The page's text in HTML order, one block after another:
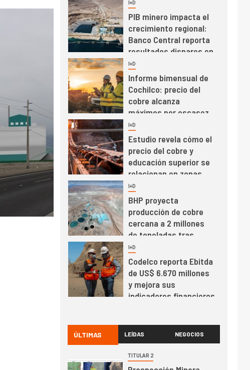
3 I+D
PIB minero impacta el
crecimiento regional:
Banco Central reporta
resultados dispares en
el primer trimestre
4 I+D
Informe bimensual de
Cochilco: precio del
cobre alcanza
máximos por escasez
de concentrados
5 I+D
Estudio revela cómo el
precio del cobre y
educación superior se
relacionan en zonas
mineras
6 I+D
BHP proyecta
producción de cobre
cercana a 2 millones
de toneladas tras
récord en Escondida
I+D
Codelco reporta Ebitda
de US$ 6.670 millones
y mejora sus
indicadores financieros
Codelco Ventanas
prueba camión 100%
eléctrico para
transportar cátodos al
ÚLTIMAS LEÍDAS NEGOCIOS
TITULAR 2